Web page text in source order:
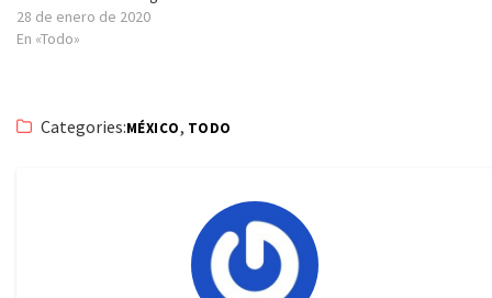
28 de enero de 2020
En «Todo»
Categories:MÉXICO, TODO